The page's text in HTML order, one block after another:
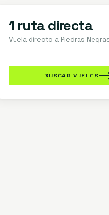
1 ruta directa
Vuela directo a Piedras Negras
BUSCAR VUELOS